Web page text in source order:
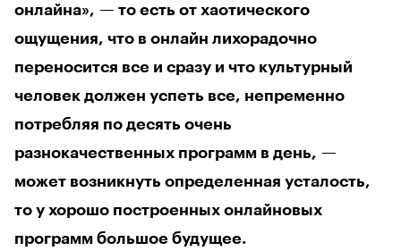
онлайна», — то есть от хаотического
ощущения, что в онлайн лихорадочно
переносится все и сразу и что культурный
человек должен успеть все, непременно
потребляя по десять очень
разнокачественных программ в день, —
может возникнуть определенная усталость,
то у хорошо построенных онлайновых
программ большое будущее.